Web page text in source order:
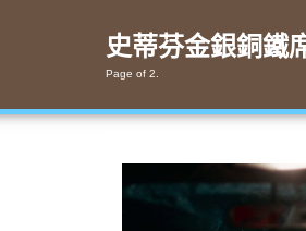
史蒂芬金銀銅鐵
Page of 2.